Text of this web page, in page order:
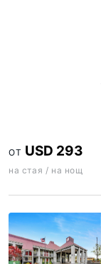
ОТ USD 293
на стая / на нощ